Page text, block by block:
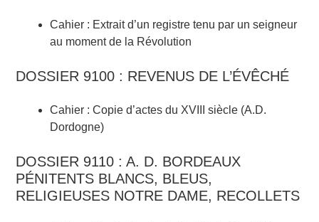
Cahier : Extrait d’un registre tenu par un seigneur
au moment de la Révolution
DOSSIER 9100 : REVENUS DE L’ÉVÊCHÉ
Cahier : Copie d’actes du XVIII siècle (A.D.
Dordogne)
DOSSIER 9110 : A. D. BORDEAUX
PÉNITENTS BLANCS, BLEUS,
RELIGIEUSES NOTRE DAME, RECOLLETS